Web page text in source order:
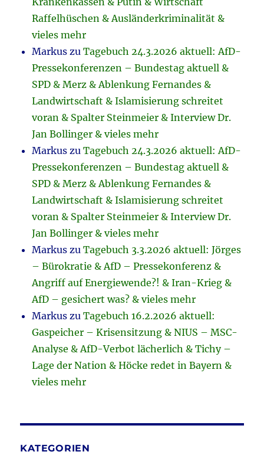
Raffelhüschen & Ausländerkriminalität &
vieles mehr
Markus zuTagebuch 24.3.2026 aktuell: AfD-
Pressekonferenzen – Bundestag aktuell &
SPD & Merz & Ablenkung Fernandes &
Landwirtschaft & Islamisierung schreitet
voran & Spalter Steinmeier & Interview Dr.
Jan Bollinger & vieles mehr
Markus zuTagebuch 24.3.2026 aktuell: AfD-
Pressekonferenzen – Bundestag aktuell &
SPD & Merz & Ablenkung Fernandes &
Landwirtschaft & Islamisierung schreitet
voran & Spalter Steinmeier & Interview Dr.
Jan Bollinger & vieles mehr
Markus zuTagebuch 3.3.2026 aktuell: Jörges
– Bürokratie & AfD – Pressekonferenz &
Angriff auf Energiewende?! & Iran-Krieg &
AfD – gesichert was? & vieles mehr
Markus zuTagebuch 16.2.2026 aktuell:
Gaspeicher – Krisensitzung & NIUS – MSC-
Analyse & AfD-Verbot lächerlich & Tichy –
Lage der Nation & Höcke redet in Bayern &
vieles mehr
KATEGORIEN